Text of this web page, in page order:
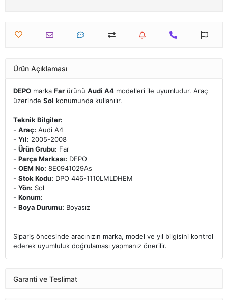
Ürün Açıklaması
DEPO marka Far ürünü Audi A4 modelleri ile uyumludur. Araç
üzerinde Sol konumunda kullanılır.
Teknik Bilgiler:
- Araç: Audi A4
- Yıl: 2005-2008
- Ürün Grubu: Far
- Parça Markası: DEPO
- OEM No: 8E0941029As
- Stok Kodu: DPO 446-1110LMLDHEM
- Yön: Sol
- Konum:
- Boya Durumu: Boyasız
Sipariş öncesinde aracınızın marka, model ve yıl bilgisini kontrol
ederek uyumluluk doğrulaması yapmanız önerilir.
Garanti ve Teslimat